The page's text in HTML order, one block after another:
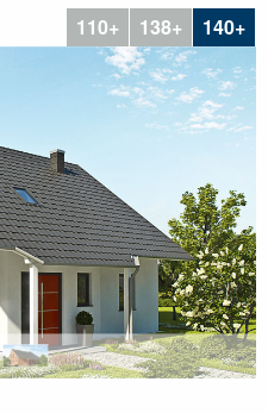
110+ 138+ 140+